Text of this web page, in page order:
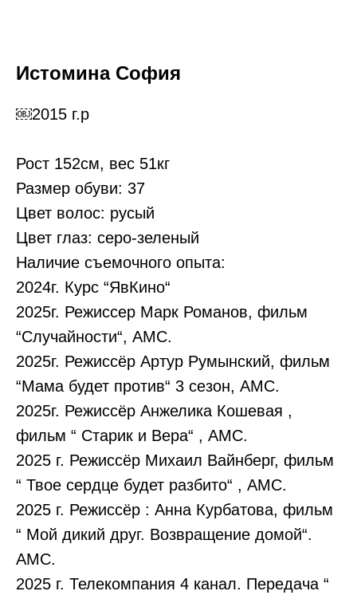
Истомина София
￼2015 г.р
Рост 152см, вес 51кг
Размер обуви: 37
Цвет волос: русый
Цвет глаз: серо-зеленый
Наличие съемочного опыта:
2024г. Курс “ЯвКино“
2025г. Режиссер Марк Романов, фильм
“Случайности“, АМС.
2025г. Режиссёр Артур Румынский, фильм
“Мама будет против“ 3 сезон, АМС.
2025г. Режиссёр Анжелика Кошевая ,
фильм “ Старик и Вера“ , АМС.
2025 г. Режиссёр Михаил Вайнберг, фильм
“ Твое сердце будет разбито“ , АМС.
2025 г. Режиссёр : Анна Курбатова, фильм
“ Мой дикий друг. Возвращение домой“.
АМС.
2025 г. Телекомпания 4 канал. Передача “